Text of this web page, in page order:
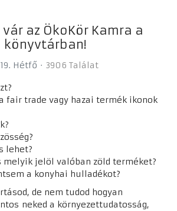
az ÖkoKör Kamra a
könyvtárban!
Hétfő 3906 Találat
de nem tudod hogyan
neked a környezettudatosság,
fair trade vagy hazai termék ikonok
lehet?
melyik jelöl valóban zöld terméket?
a konyhai hulladékot?